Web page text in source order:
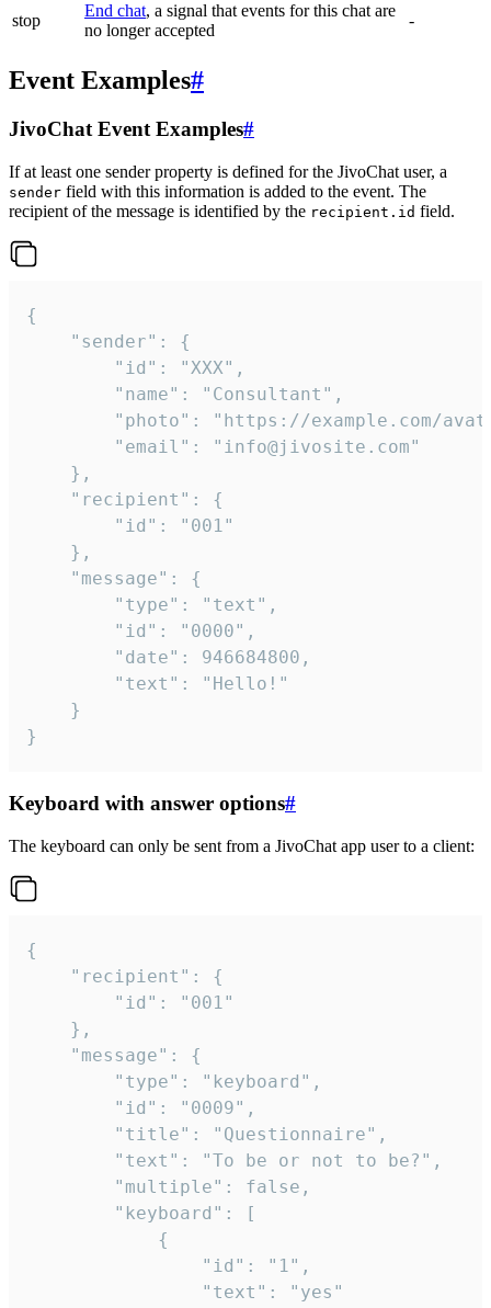
stop
End chat, a signal that events for this chat are
no longer accepted
-
Event Examples#
JivoChat Event Examples#
If at least one sender property is defined for the JivoChat user, a
sender field with this information is added to the event. The
recipient of the message is identified by the recipient.id field.
{
}
Keyboard with answer options#
The keyboard can only be sent from a JivoChat app user to a client:
{